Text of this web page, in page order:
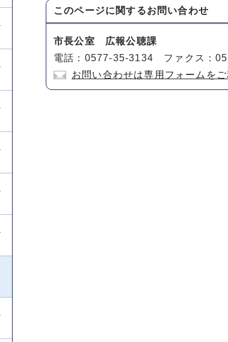
このページに関するお問い合わせ
市長公室 広報公聴課
電話：0577-35-3134 ファクス：
お問い合わせは専用フォームをご